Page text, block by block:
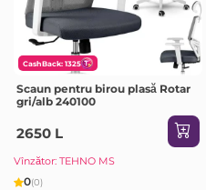
CashBack: 1325
Scaun pentru birou plasă Rotar
gri/alb 240100
2650 L
Vînzător: TEHNO MS
0(0)